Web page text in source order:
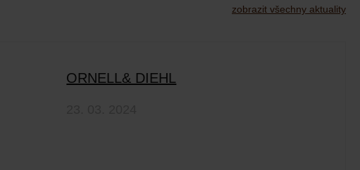
zobrazit všechny aktuality
ORNELL& DIEHL